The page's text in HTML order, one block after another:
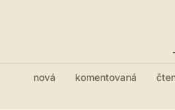
nová komentovaná